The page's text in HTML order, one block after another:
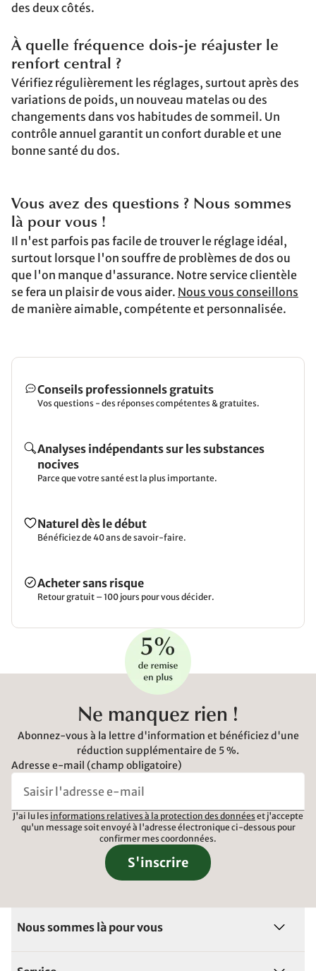
des deux côtés.
À quelle fréquence dois-je réajuster le
renfort central ?
Vérifiez régulièrement les réglages, surtout après des
variations de poids, un nouveau matelas ou des
changements dans vos habitudes de sommeil. Un
contrôle annuel garantit un confort durable et une
bonne santé du dos.
Vous avez des questions ? Nous sommes
là pour vous !
Il n'est parfois pas facile de trouver le réglage idéal,
surtout lorsque l'on souffre de problèmes de dos ou
que l'on manque d'assurance. Notre service clientèle
se fera un plaisir de vous aider. Nous vous conseillons
de manière aimable, compétente et personnalisée.
Conseils professionnels gratuits
Vos questions - des réponses compétentes & gratuites.
Analyses indépendants sur les substances
nocives
Parce que votre santé est la plus importante.
Naturel dès le début
Bénéficiez de 40 ans de savoir-faire.
Acheter sans risque
Retour gratuit – 100 jours pour vous décider.
Ne manquez rien !
Abonnez-vous à la lettre d'information et bénéficiez d'une
réduction supplémentaire de 5 %.
Adresse e-mail (champ obligatoire)
J'ai lu les informations relatives à la protection des données et j'accepte
qu'un message soit envoyé à l'adresse électronique ci-dessous pour
confirmer mes coordonnées.
S'inscrire
Nous sommes là pour vous